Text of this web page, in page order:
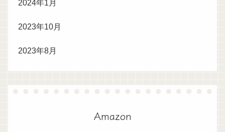
2024年1月
2023年10月
2023年8月
Amazon